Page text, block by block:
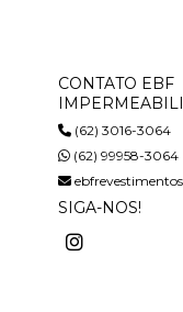
CONTATO EBF
(62) 3016-3064
(62) 99958-3064
SIGA-NOS!